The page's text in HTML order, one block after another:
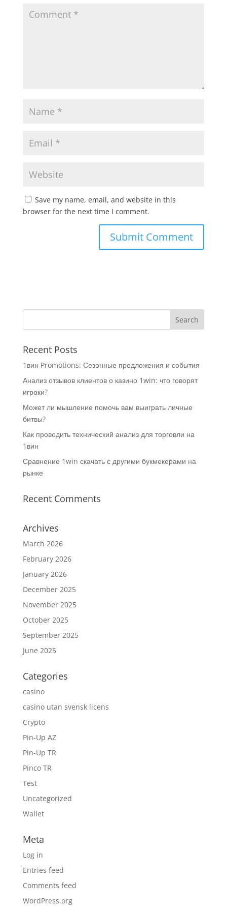
Save my name, email, and website in this
browser for the next time I comment.
Recent Posts
1вин Promotions: Сезонные предложения и события
Анализ отзывов клиентов о казино 1win: что говорят
игроки?
Может ли мышление помочь вам выиграть личные
битвы?
Как проводить технический анализ для торговли на
1вин
Сравнение 1win скачать с другими букмекерами на
рынке
Recent Comments
Archives
March 2026
February 2026
January 2026
December 2025
November 2025
October 2025
September 2025
June 2025
Categories
casino
casino utan svensk licens
Crypto
Pin-Up AZ
Pin-Up TR
Pinco TR
Test
Uncategorized
Wallet
Meta
Log in
Entries feed
Comments feed
WordPress.org